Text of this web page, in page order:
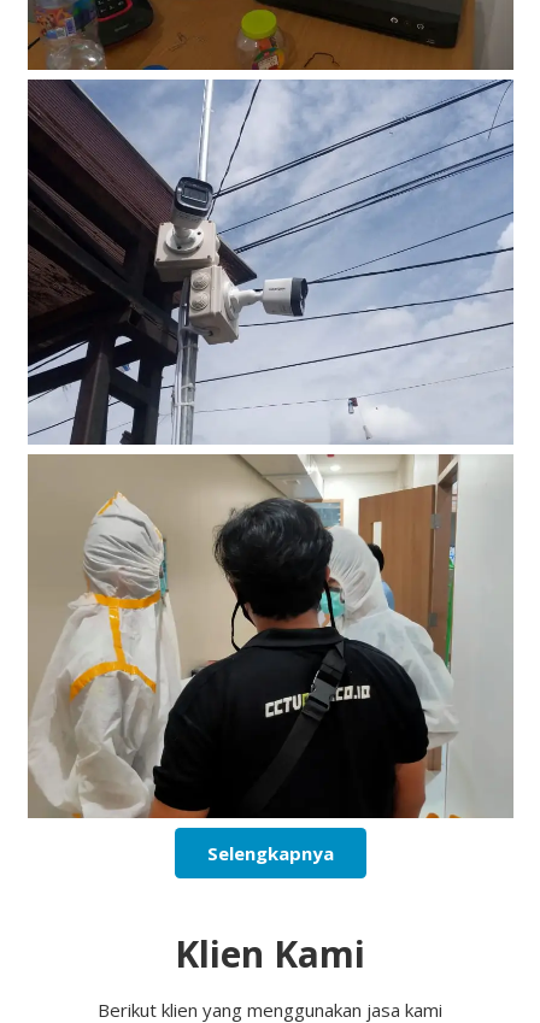
Selengkapnya
Klien Kami
Berikut klien yang menggunakan jasa kami